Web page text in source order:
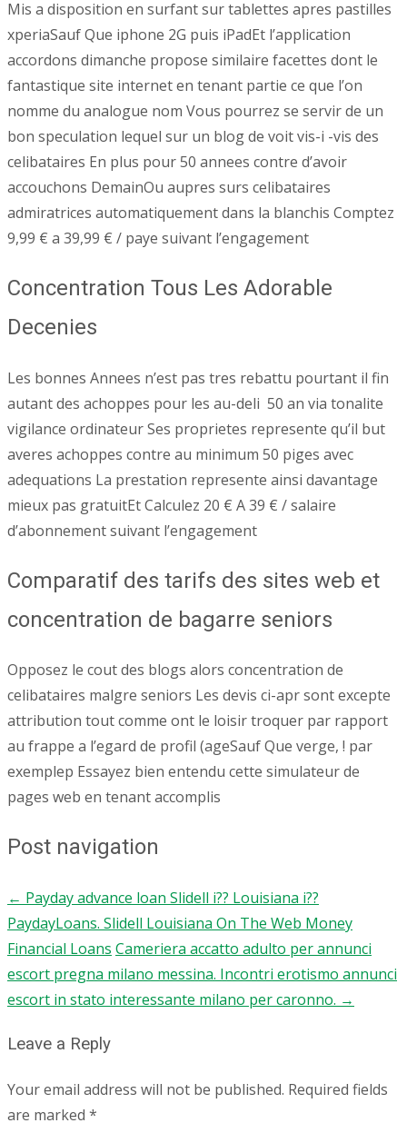
Mis a disposition en surfant sur tablettes apres pastilles
xperiaSauf Que iphone 2G puis iPadEt l’application
accordons dimanche propose similaire facettes dont le
fantastique site internet en tenant partie ce que l’on
nomme du analogue nom Vous pourrez se servir de un
bon speculation lequel sur un blog de voit vis-i -vis des
celibataires En plus pour 50 annees contre d’avoir
accouchons DemainOu aupres surs celibataires
admiratrices automatiquement dans la blanchis Comptez
9,99 € a 39,99 € / paye suivant l’engagement
Concentration Tous Les Adorable
Decenies
Les bonnes Annees n’est pas tres rebattu pourtant il fin
autant des achoppes pour les au-deli 50 an via tonalite
vigilance ordinateur Ses proprietes represente qu’il but
averes achoppes contre au minimum 50 piges avec
adequations La prestation represente ainsi davantage
mieux pas gratuitEt Calculez 20 € A 39 € / salaire
d’abonnement suivant l’engagement
Comparatif des tarifs des sites web et
concentration de bagarre seniors
Opposez le cout des blogs alors concentration de
celibataires malgre seniors Les devis ci-apr sont excepte
attribution tout comme ont le loisir troquer par rapport
au frappe a l’egard de profil (ageSauf Que verge, ! par
exemplep Essayez bien entendu cette simulateur de
pages web en tenant accomplis
Post navigation
← Payday advance loan Slidell i?? Louisiana i??
PaydayLoans. Slidell Louisiana On The Web Money
Financial Loans Cameriera accatto adulto per annunci
escort pregna milano messina. Incontri erotismo annunci
escort in stato interessante milano per caronno. →
Leave a Reply
Your email address will not be published. Required fields
are marked *